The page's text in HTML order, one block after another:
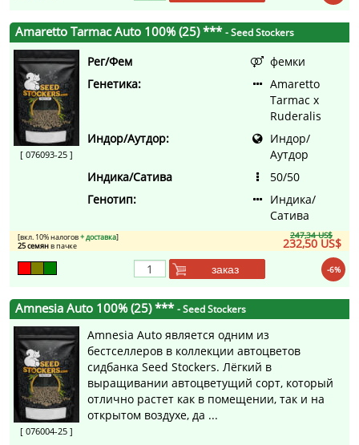
Amaretto Tarmac Auto 100% (25) ***- Seed Stockers
[ 076093-25 ]
Рег/Фем
фемки
Генетика:
Amaretto
Tarmac x
Ruderalis
Индор/Аутдор:
Индор/
Аутдор
Индика/Сатива
50/50
Генотип:
Индика/
Сатива
247,34 US$
232,50 US$
[вкл. 10% налогов+ доставка]
25 семянв пачке
-6%
заказ
Amnesia Auto 100% (25) ***- Seed Stockers
[ 076004-25 ]
Amnesia Auto является одним из
бестселлеров в коллекции автоцветов
сидбанка Seed Stockers. Лёгкий в
выращивании автоцветущий сорт, который
отлично растет как в помещении, так и на
открытом воздухе, да ...